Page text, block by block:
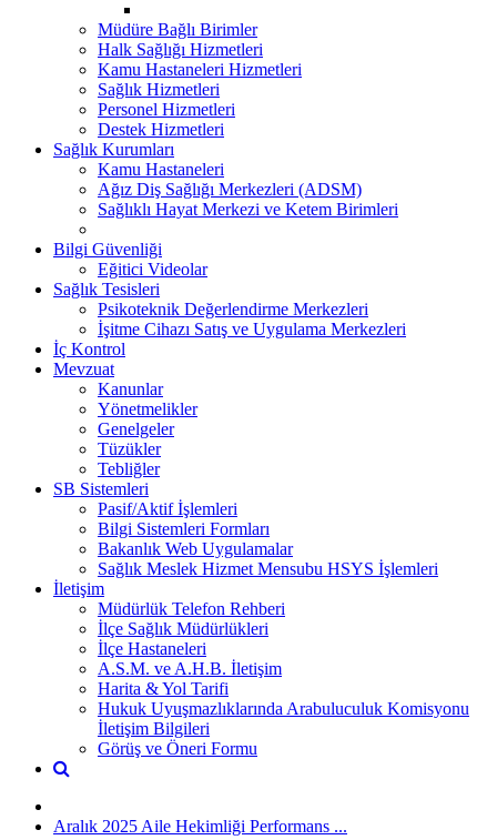
Müdüre Bağlı Birimler
Halk Sağlığı Hizmetleri
Kamu Hastaneleri Hizmetleri
Sağlık Hizmetleri
Personel Hizmetleri
Destek Hizmetleri
Sağlık Kurumları
Kamu Hastaneleri
Ağız Diş Sağlığı Merkezleri (ADSM)
Sağlıklı Hayat Merkezi ve Ketem Birimleri
Bilgi Güvenliği
Eğitici Videolar
Sağlık Tesisleri
Psikoteknik Değerlendirme Merkezleri
İşitme Cihazı Satış ve Uygulama Merkezleri
İç Kontrol
Mevzuat
Kanunlar
Yönetmelikler
Genelgeler
Tüzükler
Tebliğler
SB Sistemleri
Pasif/Aktif İşlemleri
Bilgi Sistemleri Formları
Bakanlık Web Uygulamalar
Sağlık Meslek Hizmet Mensubu HSYS İşlemleri
İletişim
Müdürlük Telefon Rehberi
İlçe Sağlık Müdürlükleri
İlçe Hastaneleri
A.S.M. ve A.H.B. İletişim
Harita & Yol Tarifi
Hukuk Uyuşmazlıklarında Arabuluculuk Komisyonu
İletişim Bilgileri
Görüş ve Öneri Formu
Aralık 2025 Aile Hekimliği Performans ...